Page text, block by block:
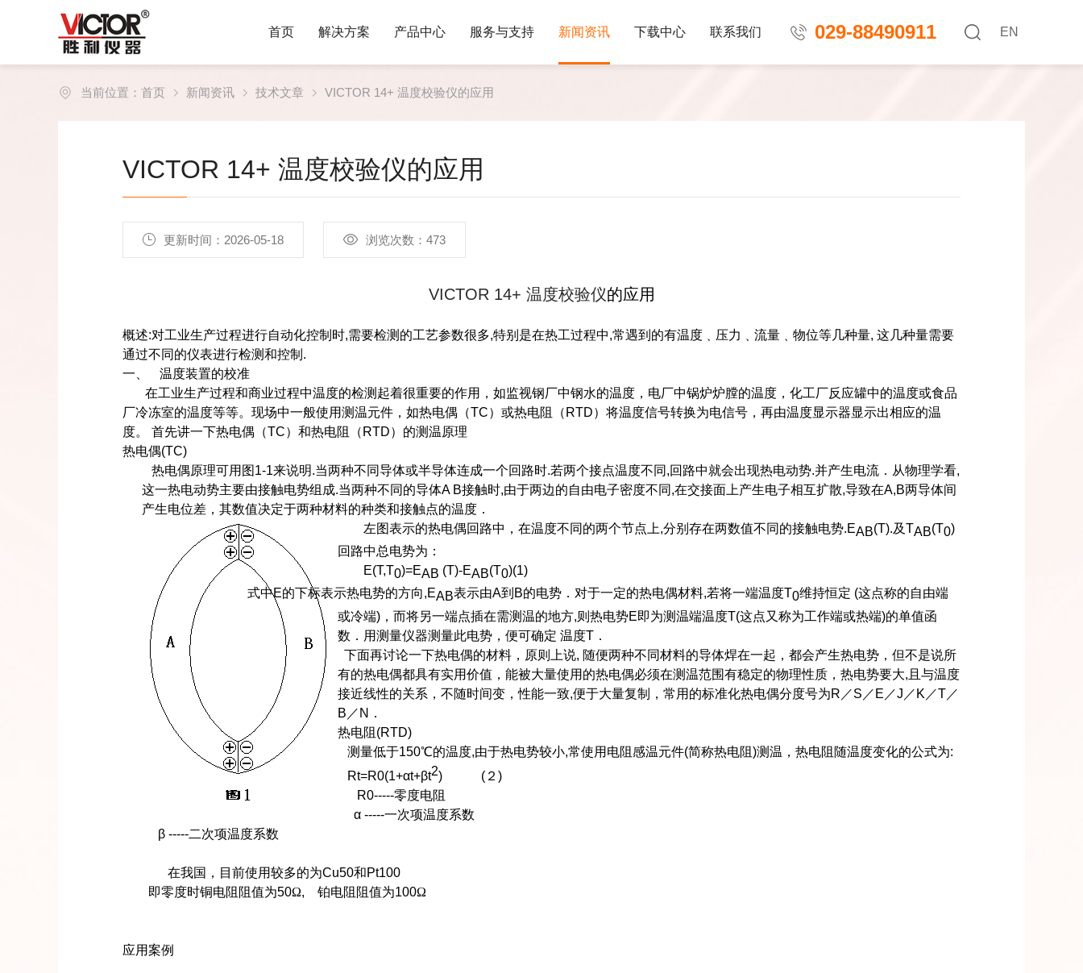
EN
029-88490911
首页 解决方案 产品中心 服务与支持 新闻资讯 下载中心 联系我们
当前位置： 首页 新闻资讯 技术文章 VICTOR 14+ 温度校验仪的应用
VICTOR 14+ 温度校验仪的应用
更新时间：2026-05-18 浏览次数：473
VICTOR 14+ 温度校验仪的应用
概述:对工业生产过程进行自动化控制时,需要检测的工艺参数很多,特别是在热工过程中,常遇到的有温度 压力 流量 物位等几种量, 这几种量需要
通过不同的仪表进行检测和控制 .
一、
温度装置的校准
在工业生产过程和商业过程中温度的检测起着很重要的作用，如监视钢厂中钢水的温度，电厂中锅炉炉膛的温度，化工厂反应罐中的温度或食品
厂冷冻室的温度等等。现场中一般使用测温元件，如热电偶（TC）或热电阻（ RTD）将温度信号转换为电信号，再由温度显示器显示出相应的温
度。
首先讲一下热电偶（TC）和热电阻（ RTD）的测温原理
热电偶(TC)
热电偶原理可用图1-1来说明.当两种不同导体或半导体连成一个回路时.若两个接点温度不同 ,回路中就会出现热电动势.并产生电流．从物理学看,
这一热电动势主要由接触电势组成.当两种不同的导体A B接触时,由于两边的自由电子密度不同 ,在交接面上产生电子相互扩散,导致在A,B两导体间
产生电位差，其数值决定于两种材料的种类和接触点的温度．
左图表示的热电偶回路中，在温度不同的两个节点上,分别存在两数值不同的接触电势.EAB(T).及TAB(T0)
回路中总电势为：
E(T,T0)=EAB (T)-EAB(T0)(1)
式中E的下标表示热电势的方向,EAB表示由A到 B的电势．对于一定的热电偶材料,若将一端温度T0维持恒定 (这点称的自由端
或冷端) ，而将另一端点插在需测温的地方,则热电势E即为测温端温度T(这点又称为工作端或热端)的单值函
数．用测量仪器测量此电势，便可确定 温度T ．
下面再讨论一下热电偶的材料，原则上说, 随便两种不同材料的导体焊在一起，都会产生热电势，但不是说所
有的热电偶都具有实用价值，能被大量使用的热电偶必须在测温范围有稳定的物理性质，热电势要大, 且与温度
接近线性的关系，不随时间变，性能一致,便于大量复制，常用的标准化热电偶分度号为R ／S ／ E ／J ／ K ／T／
B ／ N ．
热电阻 (RTD)
测量低于150℃的温度,由于热电势较小,常使用电阻感温元件(简称热电阻)测温，热电阻随温度变化的公式为:
Rt=R0(1+αt+βt2) ( ２ )
R0-----零度电阻
α -----一次项温度系数
β -----二次项温度系数
在我国，目前使用较多的为Cu50和Pt100
即零度时铜电阻阻值为50Ω, 铂电阻阻值为100Ω
应用案例